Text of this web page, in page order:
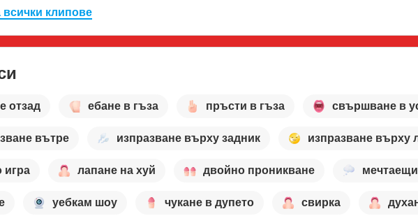
всички клипове
отзад ебане в гъза пръсти в гъза свършване в
вътре изпразване върху задник изпразване върху
игра лапане на хуй двойно проникване мечтаещи
уебкам шоу чукане в дупето свирка